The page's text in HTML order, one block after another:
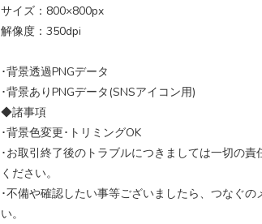
サイズ：800×800px
解像度：350dpi
･背景透過PNGデータ
･背景ありPNGデータ(SNSアイコン用)
◆諸事項
･背景色変更･トリミングOK
･お取引終了後のトラブルにつきましては一切の
ください。
･不備や確認したい事等ございましたら、つなぐの
い。